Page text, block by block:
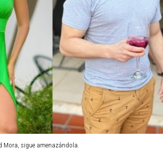
Mora, sigue amenazándola.